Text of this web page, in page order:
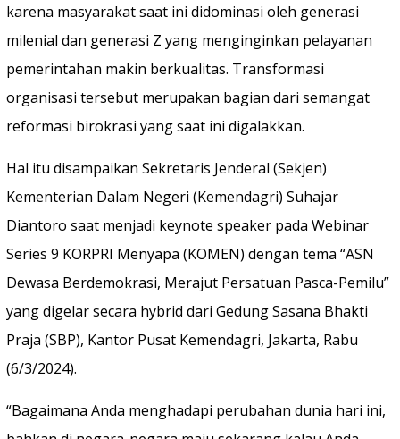
karena masyarakat saat ini didominasi oleh generasi
milenial dan generasi Z yang menginginkan pelayanan
pemerintahan makin berkualitas. Transformasi
organisasi tersebut merupakan bagian dari semangat
reformasi birokrasi yang saat ini digalakkan.
Hal itu disampaikan Sekretaris Jenderal (Sekjen)
Kementerian Dalam Negeri (Kemendagri) Suhajar
Diantoro saat menjadi keynote speaker pada Webinar
Series 9 KORPRI Menyapa (KOMEN) dengan tema “ASN
Dewasa Berdemokrasi, Merajut Persatuan Pasca-Pemilu”
yang digelar secara hybrid dari Gedung Sasana Bhakti
Praja (SBP), Kantor Pusat Kemendagri, Jakarta, Rabu
(6/3/2024).
“Bagaimana Anda menghadapi perubahan dunia hari ini,